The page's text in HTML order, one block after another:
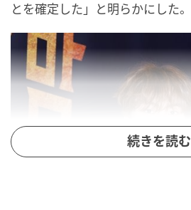
とを確定した」と明らかにした。
続きを読む